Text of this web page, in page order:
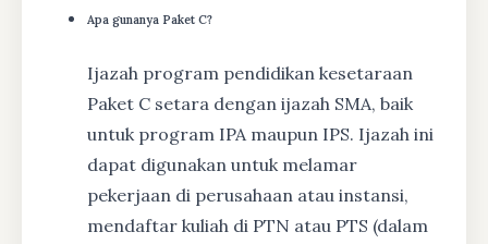
Apa gunanya Paket C?
Ijazah program pendidikan kesetaraan
Paket C setara dengan ijazah SMA, baik
untuk program IPA maupun IPS. Ijazah ini
dapat digunakan untuk melamar
pekerjaan di perusahaan atau instansi,
mendaftar kuliah di PTN atau PTS (dalam